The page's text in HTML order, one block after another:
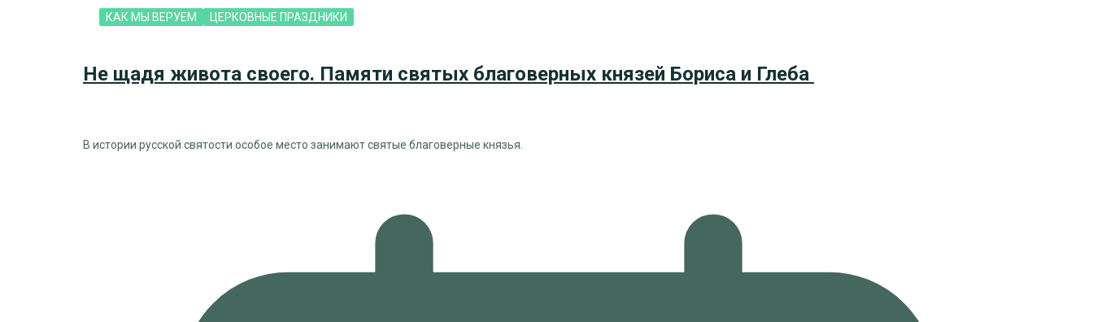
КАК МЫ ВЕРУЕМ ЦЕРКОВНЫЕ ПРАЗДНИКИ
Не щадя живота своего. Памяти святых благоверных князей Бориса и Глеба
В истории русской святости особое место занимают святые благоверные князья.